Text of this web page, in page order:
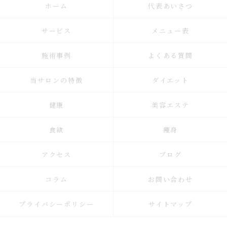
ホーム 代表あいさつ
サービス メニュー表
施術事例 よくある質問
当サロンの特徴 ダイエット
健康 美容エステ
食欲 痩身
アクセス ブログ
コラム お問い合わせ
プライバシーポリシー サイトマップ